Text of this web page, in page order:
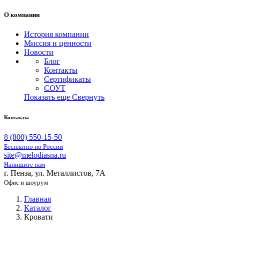
О компании
История компании
Миссия и ценности
Новости
Блог
Контакты
Сертификаты
СОУТ
Показать еще Свернуть
Контакты
8 (800) 550-15-50
Бесплатно по России
site@melodiasna.ru
Напишите нам
г. Пенза, ул. Металлистов, 7А
Офис и шоурум
Главная
Каталог
Кровати